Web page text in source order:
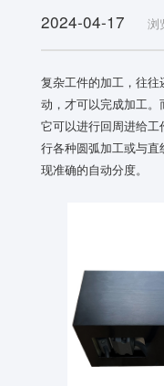
2024-04-17 浏
复杂工件的加工，往
动，才可以完成加工
它可以进行回周进给工
行各种圆弧加工或与
现准确的自动分度。